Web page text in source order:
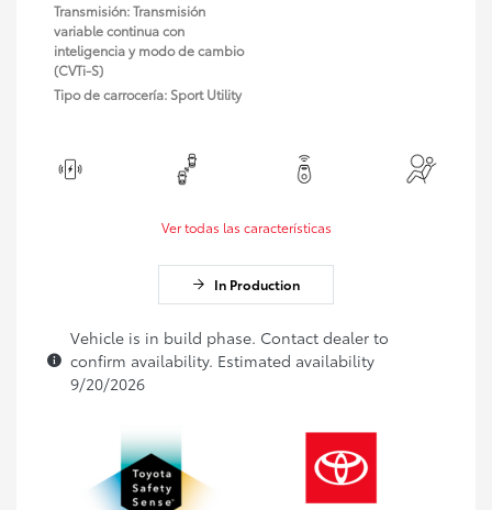
Transmisión: Transmisión
variable continua con
inteligencia y modo de cambio
(CVTi-S)
Tipo de carrocería: Sport Utility
Ver todas las características
In Production
Vehicle is in build phase. Contact dealer to
confirm availability. Estimated availability
9/20/2026